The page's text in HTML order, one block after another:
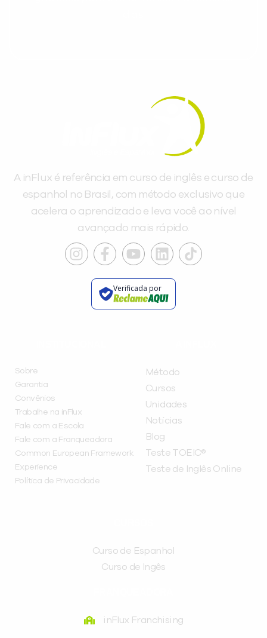
A inFlux é referência em curso de inglês e curso de
espanhol no Brasil, com método exclusivo que
acelera o aprendizado e leva você ao nível
avançado mais rápido.
Verificada por
Sobre
Garantia
Convênios
Trabalhe na inFlux
Fale com a Escola
Fale com a Franqueadora
Common European Framework
Experience
Política de Privacidade
Método
Cursos
Unidades
Notícias
Blog
Teste TOEIC®
Teste de Inglês Online
Curso de Espanhol
Curso de Ingês
inFlux Franchising